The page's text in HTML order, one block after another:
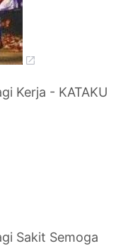
Kerja - KATAKU
Sakit Semoga